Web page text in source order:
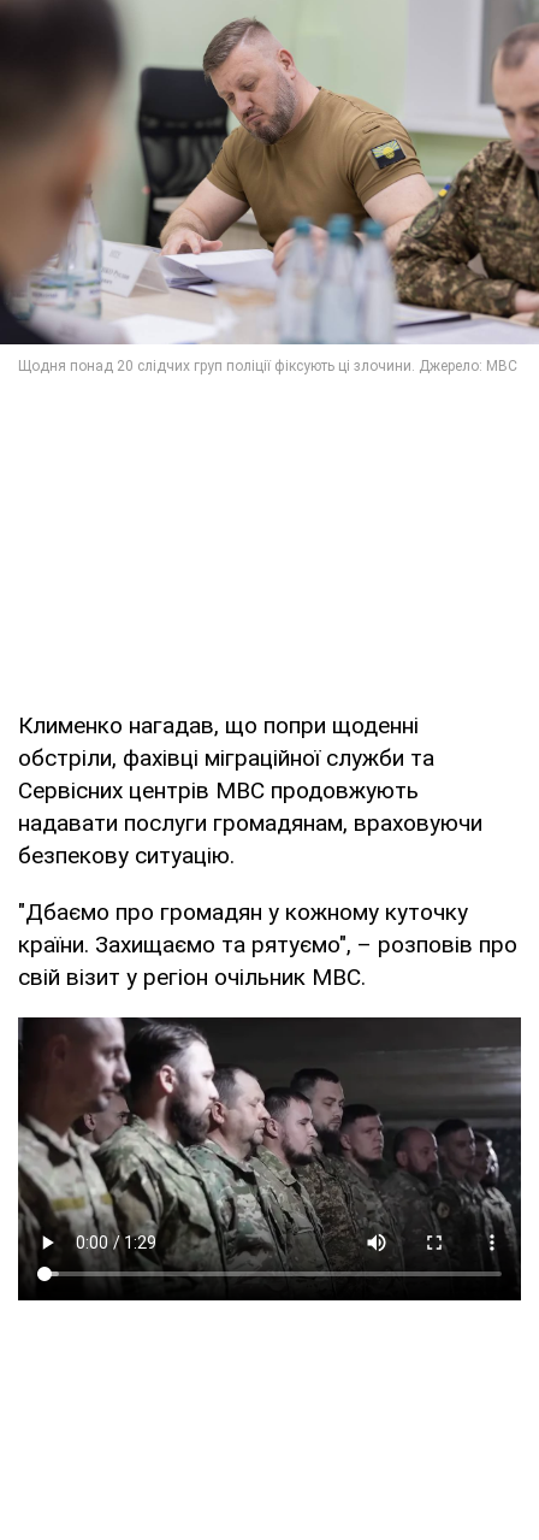
Клименко нагадав, що попри щоденні
обстріли, фахівці міграційної служби та
Сервісних центрів МВС продовжують
надавати послуги громадянам, враховуючи
безпекову ситуацію.
"Дбаємо про громадян у кожному куточку
країни. Захищаємо та рятуємо", – розповів про
свій візит у регіон очільник МВС.